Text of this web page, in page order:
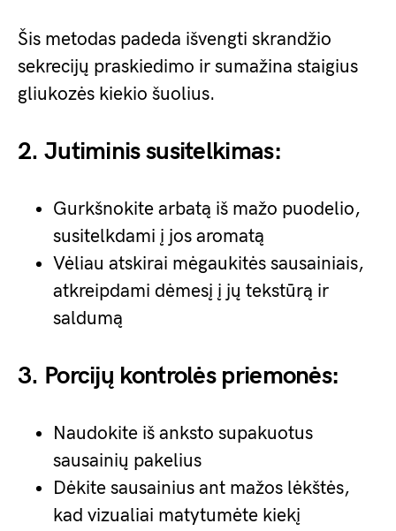
Šis metodas padeda išvengti skrandžio
sekrecijų praskiedimo ir sumažina staigius
gliukozės kiekio šuolius.
2. Jutiminis susitelkimas:
Gurkšnokite arbatą iš mažo puodelio,
susitelkdami į jos aromatą
Vėliau atskirai mėgaukitės sausainiais,
atkreipdami dėmesį į jų tekstūrą ir
saldumą
3. Porcijų kontrolės priemonės:
Naudokite iš anksto supakuotus
sausainių pakelius
Dėkite sausainius ant mažos lėkštės,
kad vizualiai matytumėte kiekį